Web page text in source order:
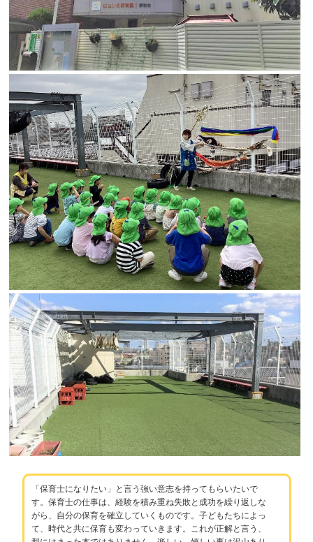
「保育士になりたい」と言う強い意志を持ってもらいたいで
す。保育士の仕事は、経験を積み重ね失敗と成功を繰り返しな
がら、自分の保育を確立していくものです。子どもたちによっ
て、時代と共に保育も変わっていきます。これが正解と言う、